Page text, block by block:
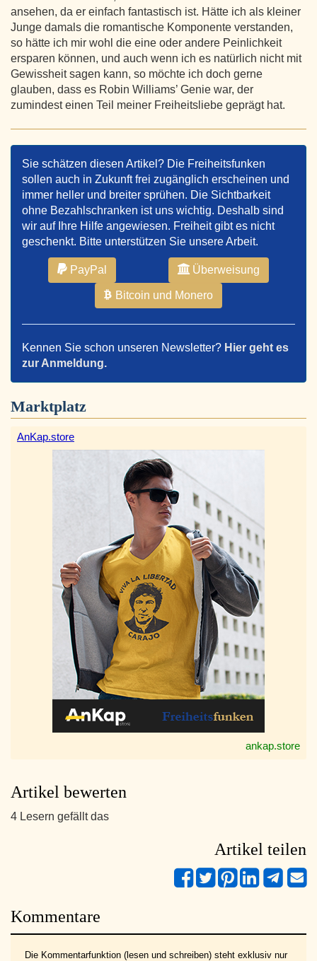
ansehen, da er einfach fantastisch ist. Hätte ich als kleiner
Junge damals die romantische Komponente verstanden,
so hätte ich mir wohl die eine oder andere Peinlichkeit
ersparen können, und auch wenn ich es natürlich nicht mit
Gewissheit sagen kann, so möchte ich doch gerne
glauben, dass es Robin Williams’ Genie war, der
zumindest einen Teil meiner Freiheitsliebe geprägt hat.
Sie schätzen diesen Artikel? Die Freiheitsfunken
sollen auch in Zukunft frei zugänglich erscheinen und
immer heller und breiter sprühen. Die Sichtbarkeit
ohne Bezahlschranken ist uns wichtig. Deshalb sind
wir auf Ihre Hilfe angewiesen. Freiheit gibt es nicht
geschenkt. Bitte unterstützen Sie unsere Arbeit.
PayPal Überweisung
Bitcoin und Monero
Kennen Sie schon unseren Newsletter? Hier geht es
zur Anmeldung.
Marktplatz
AnKap.store
ankap.store
Artikel bewerten
4 Lesern gefällt das
Artikel teilen
Kommentare
Die Kommentarfunktion (lesen und schreiben) steht exklusiv nur